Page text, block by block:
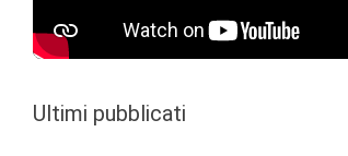
Ultimi pubblicati